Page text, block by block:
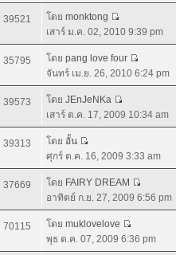
39521 โดย monktong
เสาร์ ม.ค. 02, 2010 9:39 pm
35795 โดย pang love four
จันทร์ เม.ย. 26, 2010 6:24 pm
39573 โดย JEnJeNKa
เสาร์ ต.ค. 17, 2009 10:34 am
39313 โดย อั้น
ศุกร์ ต.ค. 16, 2009 3:33 am
37669 โดย FAIRY DREAM
อาทิตย์ ก.ย. 27, 2009 6:56 pm
70115 โดย muklovelove
พุธ ต.ค. 07, 2009 6:36 pm